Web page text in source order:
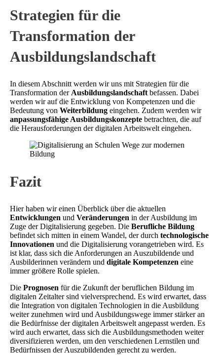
Strategien für die
Transformation der
Ausbildungslandschaft
In diesem Abschnitt werden wir uns mit Strategien für die
Transformation der Ausbildungslandschaft befassen. Dabei
werden wir auf die Entwicklung von Kompetenzen und die
Bedeutung von Weiterbildung eingehen. Zudem werden wir
anpassungsfähige Ausbildungskonzepte betrachten, die auf
die Herausforderungen der digitalen Arbeitswelt eingehen.
Fazit
Hier haben wir einen Überblick über die aktuellen
Entwicklungen und Veränderungen in der Ausbildung im
Zuge der Digitalisierung gegeben. Die Berufliche Bildung
befindet sich mitten in einem Wandel, der durch technologische
Innovationen und die Digitalisierung vorangetrieben wird. Es
ist klar, dass sich die Anforderungen an Auszubildende und
Ausbilderinnen verändern und digitale Kompetenzen eine
immer größere Rolle spielen.
Die Prognosen für die Zukunft der beruflichen Bildung im
digitalen Zeitalter sind vielversprechend. Es wird erwartet, dass
die Integration von digitalen Technologien in die Ausbildung
weiter zunehmen wird und Ausbildungswege immer stärker an
die Bedürfnisse der digitalen Arbeitswelt angepasst werden. Es
wird auch erwartet, dass sich die Ausbildungsmethoden weiter
diversifizieren werden, um den verschiedenen Lernstilen und
Bedürfnissen der Auszubildenden gerecht zu werden.